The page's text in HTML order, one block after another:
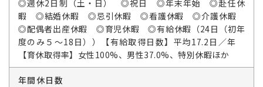
◎週休2日制（土・日） ◎祝日 ◎年末年始 ◎赴任休
暇 ◎結婚休暇 ◎忌引休暇 ◎看護休暇 ◎介護休暇
◎配偶者出産休暇 ◎育児休暇 ◎有給休暇（24日（初年
度のみ５～18日））【有給取得日数】平均17.2日／年
【育休取得率】女性100%、男性37.0%、特別休暇ほか
年間休日数